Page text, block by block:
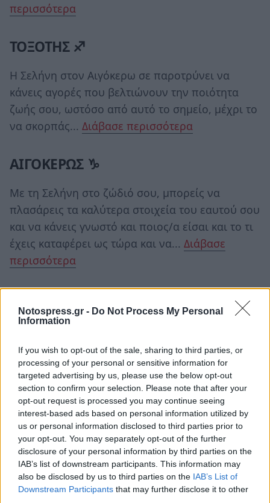
Notospress.gr - Do Not Process My Personal
Information
If you wish to opt-out of the sale, sharing to third parties, or
processing of your personal or sensitive information for
targeted advertising by us, please use the below opt-out
section to confirm your selection. Please note that after your
opt-out request is processed you may continue seeing
interest-based ads based on personal information utilized by
us or personal information disclosed to third parties prior to
your opt-out. You may separately opt-out of the further
disclosure of your personal information by third parties on the
IAB’s list of downstream participants. This information may
also be disclosed by us to third parties on the IAB’s List of
Downstream Participants that may further disclose it to other
περισσότερα
ΤΟΞΟΤΗΣ ♐
Η Σελήνη στον Αιγόκερω σε παροτρύνει να
κάνεις αγορές που βελτιώνουν την ποιότητα
ζωής σου, ωστόσο από αυτό το σημείο, μέχρι το
να σκορπάς... Διάβασε περισσότερα
ΑΙΓΟΚΕΡΩΣ ♑
Με τη Σελήνη στο ζώδιό σου, μπορείς να
πλασάρεις τα καλύτερα στοιχεία του εαυτού σου
και να κάνεις γνωστό και ποιος/α είσαι και το τι
έχεις καταφέρει ως τώρα και να... Διάβασε
περισσότερα
Με τη Σελήνη στον Αιγόκερω, θα έχεις την τάση
να οργανώσεις τις σκέψεις σου, αλλά και να
κάνεις ένα μίνι απολογισμό των πεπραγμένων
σου, ώστε να δεις πού ήσουν...Διάβασε
περισσότερα
ΙΧΘΥΕΣ ♓
Η Σελήνη στον Αιγόκερω σου προκαλεί την
ανάγκη να διευρύνεις τον κοινωνικό σου κύκλο,
με άτομα που όχι μόνο έχουν ποιότητα, αλλά,